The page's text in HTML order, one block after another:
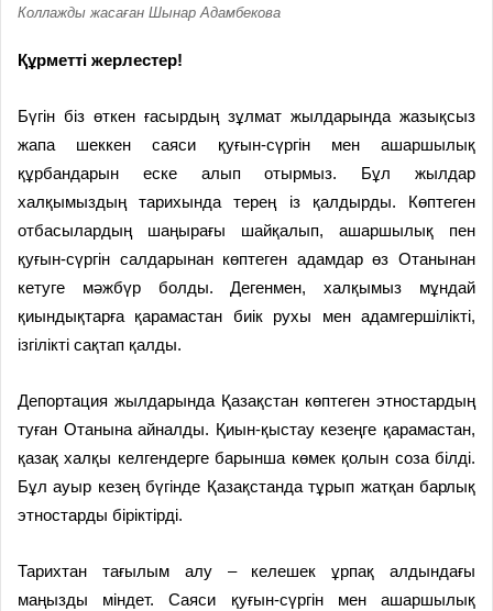
Коллажды жасаған Шынар Адамбекова
Құрметті жерлестер!
Бүгін біз өткен ғасырдың зұлмат жылдарында жазықсыз
жапа шеккен саяси қуғын-сүргін мен ашаршылық
құрбандарын еске алып отырмыз. Бұл жылдар
халқымыздың тарихында терең із қалдырды. Көптеген
отбасылардың шаңырағы шайқалып, ашаршылық пен
қуғын-сүргін салдарынан көптеген адамдар өз Отанынан
кетуге мәжбүр болды. Дегенмен, халқымыз мұндай
қиындықтарға қарамастан биік рухы мен адамгершілікті,
ізгілікті сақтап қалды.
Депортация жылдарында Қазақстан көптеген этностардың
туған Отанына айналды. Қиын-қыстау кезеңге қарамастан,
қазақ халқы келгендерге барынша көмек қолын соза білді.
Бұл ауыр кезең бүгінде Қазақстанда тұрып жатқан барлық
этностарды біріктірді.
Тарихтан тағылым алу – келешек ұрпақ алдындағы
маңызды міндет. Саяси қуғын-сүргін мен ашаршылық